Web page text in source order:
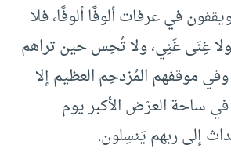
في عرفات ألوفًا ألوفًا، فلا
غِنَى غَنِي، ولا تُحِس حين تراهم
موقفهم المُزدحِم العظيم إلا
في ساحة العرْض الأكبر يوم
إلى ربهم يَنسِلون.